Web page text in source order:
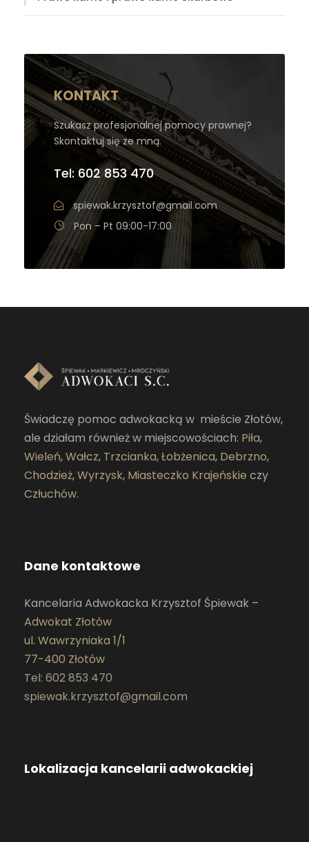
KONTAKT
Szukasz profesjonalnej pomocy prawnej?
Skontaktuj się ze mną.
Tel: 602 853 470
spiewak.krzysztof@gmail.com
Pon – Pt 09:00-17:00
Świadczę pomoc adwokacką w mieście Złotów,
ale działam również w miejscowościach: Piła,
Wieleń,Wałcz, Trzcianka,Łobżenica, Debrzno,
Chodzież,Wyrzysk, Miasteczko Krajeńskie czy
Człuchów.
Dane kontaktowe
Kancelaria Adwokacka Krzysztof Śpiewak –
Adwokat Złotów
ul. Wawrzyniaka 1/1
77-400 Złotów
Tel: 602 853 470
spiewak.krzysztof@gmail.com
Lokalizacja kancelarii adwokackiej